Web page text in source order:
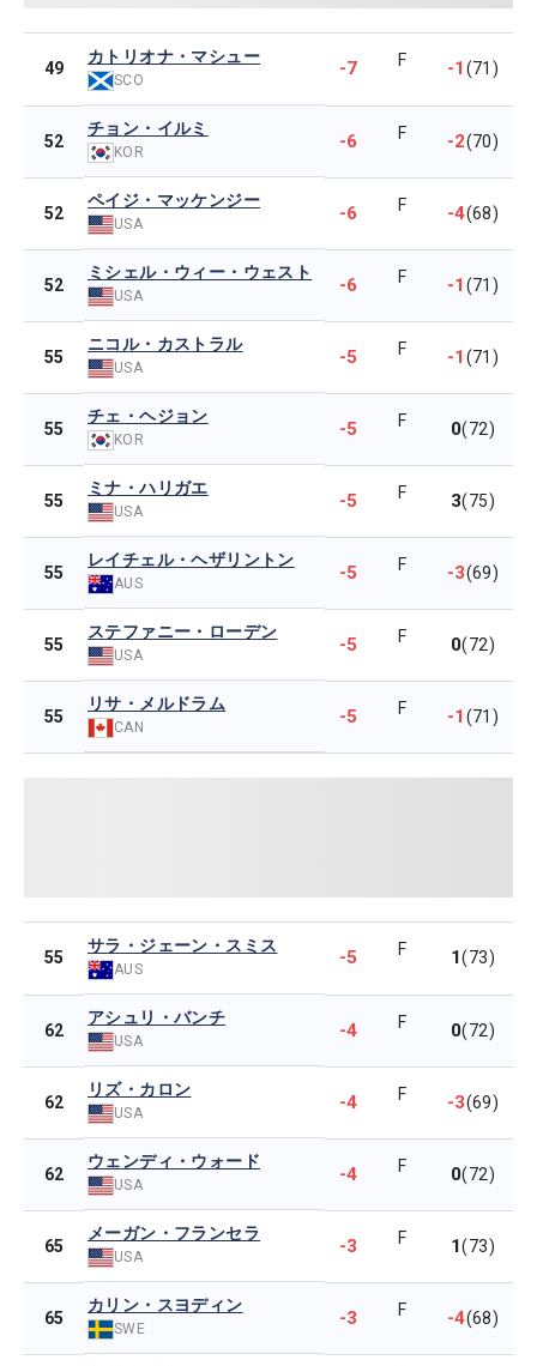
49
カトリオナ・マシュー
SCO
-7 F -1(71)
52
チョン・イルミ
KOR -6 F -2(70)
52
ペイジ・マッケンジー
USA -6 F -4(68)
52
ミシェル・ウィー・ウェスト
USA -6 F -1(71)
55
ニコル・カストラル
USA -5 F -1(71)
55
チェ・ヘジョン
KOR -5 F 0(72)
55
ミナ・ハリガエ
USA -5 F 3(75)
55
レイチェル・ヘザリントン
AUS -5 F -3(69)
55
ステファニー・ローデン
USA -5 F 0(72)
55
リサ・メルドラム
CAN -5 F -1(71)
55
サラ・ジェーン・スミス
AUS
-5 F 1(73)
62
アシュリ・バンチ
USA -4 F 0(72)
62
リズ・カロン
USA -4 F -3(69)
62
ウェンディ・ウォード
USA -4 F 0(72)
65
メーガン・フランセラ
USA -3 F 1(73)
65
カリン・スヨディン
SWE -3 F -4(68)